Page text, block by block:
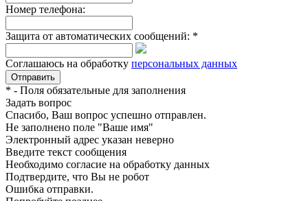
Номер телефона:
Защита от автоматических сообщений: *
Соглашаюсь на обработку персональных данных
* - Поля обязательные для заполнения
Задать вопрос
Спасибо, Ваш вопрос успешно отправлен.
Не заполнено поле "Ваше имя"
Электронный адрес указан неверно
Введите текст сообщения
Необходимо согласие на обработку данных
Подтвердите, что Вы не робот
Ошибка отправки.